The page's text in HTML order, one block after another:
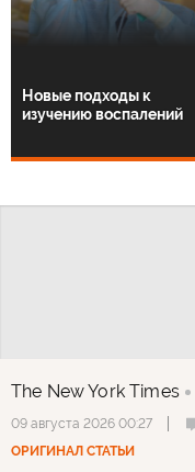
Новые подходы к
изучению воспалений
The New York Times
09 августа 2026 00:27
ОРИГИНАЛ СТАТЬИ